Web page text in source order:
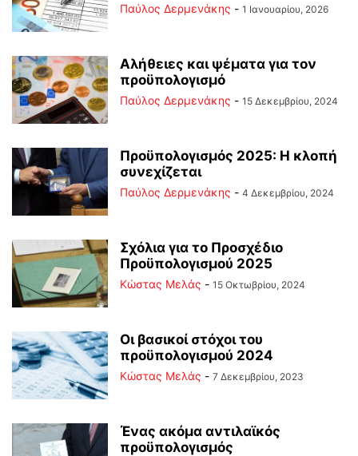
Παύλος Δερμενάκης - 1 Ιανουαρίου, 2026
Αλήθειες και ψέματα για τον
προϋπολογισμό
Παύλος Δερμενάκης - 15 Δεκεμβρίου, 2024
Προϋπολογισμός 2025: Η κλοπή
συνεχίζεται
Παύλος Δερμενάκης - 4 Δεκεμβρίου, 2024
Σχόλια για το Προσχέδιο
Προϋπολογισμού 2025
Κώστας Μελάς - 15 Οκτωβρίου, 2024
Οι βασικοί στόχοι του
προϋπολογισμού 2024
Κώστας Μελάς - 7 Δεκεμβρίου, 2023
Ένας ακόμα αντιλαϊκός
προϋπολογισμός